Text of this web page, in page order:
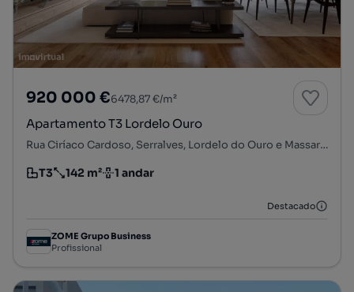
920 000 €6478,87 €/m²
Apartamento T3 Lordelo Ouro
Rua Ciríaco Cardoso, Serralves, Lordelo do Ouro e Massarelos, Porto, Porto
Tipologia
T3
Preço por metro quadrado
142 m²
Andar 1 andar
Destacado
ZOME Grupo Business
Profissional